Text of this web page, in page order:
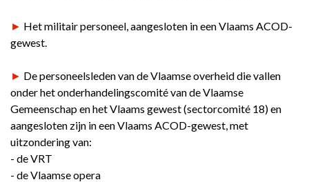
► Het militair personeel, aangesloten in een Vlaams ACOD-
gewest.
► De personeelsleden van de Vlaamse overheid die vallen
onder het onderhandelingscomité van de Vlaamse
Gemeenschap en het Vlaams gewest (sectorcomité 18) en
aangesloten zijn in een Vlaams ACOD-gewest, met
uitzondering van:
- de VRT
- de Vlaamse opera